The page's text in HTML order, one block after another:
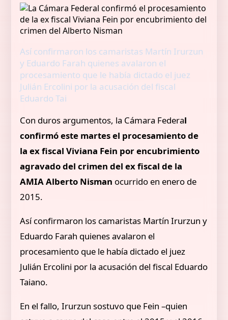
Así confirmaron los camaristas Martín Irurzun
y Eduardo Farah quienes avalaron el
procesamiento que le había dictado el juez
Julián Ercolini por la acusación del fiscal
Eduardo Tai
Con duros argumentos, la Cámara Federal
confirmó este martes el procesamiento de
la ex fiscal Viviana Fein por encubrimiento
agravado del crimen del ex fiscal de la
AMIA Alberto Nisman ocurrido en enero de
2015.
Así confirmaron los camaristas Martín Irurzun y
Eduardo Farah quienes avalaron el
procesamiento que le había dictado el juez
Julián Ercolini por la acusación del fiscal Eduardo
Taiano.
En el fallo, Irurzun sostuvo que Fein –quien